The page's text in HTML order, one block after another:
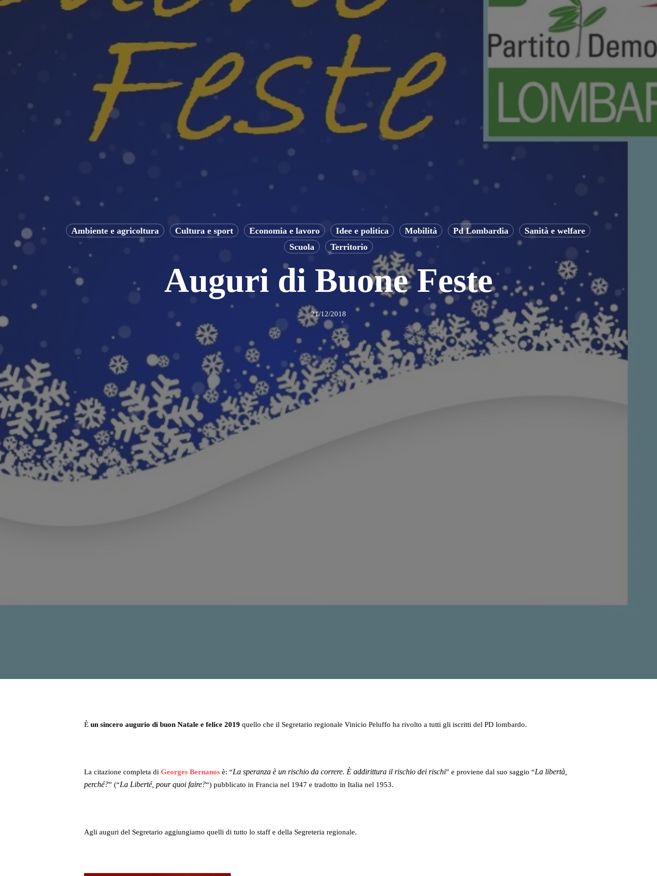
Ambiente e agricoltura Cultura e sport Economia e lavoro Idee e politica Mobilità Pd Lombardia
Sanità e welfare
Scuola
Territorio
Auguri di Buone Feste
21/12/2018
È un sincero augurio di buon Natale e felice 2019 quello che il Segretario regionale Vinicio Peluffo ha rivolto a tutti gli iscritti del PD lombardo.
La citazione completa di Georges Bernanos è: “La speranza è un rischio da correre. È addirittura il rischio dei rischi” e proviene dal suo saggio “La libertà,
perché?” (“La Liberté, pour quoi faire?“) pubblicato in Francia nel 1947 e tradotto in Italia nel 1953.
Agli auguri del Segretario aggiungiamo quelli di tutto lo staff e della Segreteria regionale.